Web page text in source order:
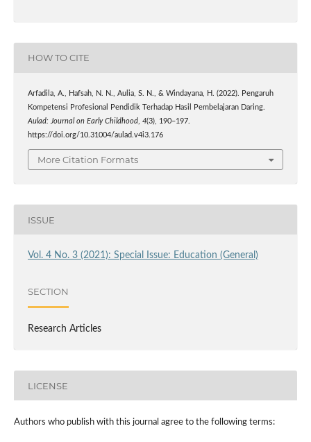
HOW TO CITE
Arfadila, A., Hafsah, N. N., Aulia, S. N., & Windayana, H. (2022). Pengaruh
Kompetensi Profesional Pendidik Terhadap Hasil Pembelajaran Daring.
Aulad: Journal on Early Childhood, 4(3), 190–197.
https://doi.org/10.31004/aulad.v4i3.176
More Citation Formats
ISSUE
Vol. 4 No. 3 (2021): Special Issue: Education (General)
SECTION
Research Articles
LICENSE
Authors who publish with this journal agree to the following terms: